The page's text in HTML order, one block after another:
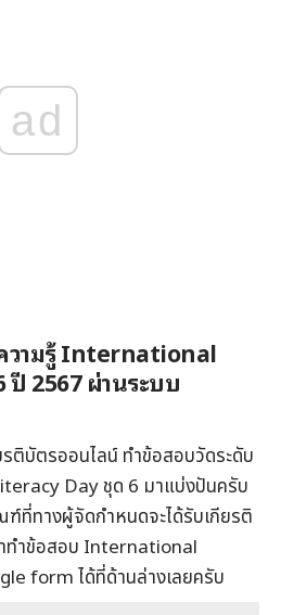
ad
วามรู้ International
2567 ผ่านระบบ
ติบัตรออนไลน์ ทำข้อสอบวัดระดับ
Day ชุด 6 มาแบ่งปันครับ
ที่ทางผู้จัดกำหนดจะได้รับเกียรติ
ทำข้อสอบ International
form ได้ที่ด้านล่างเลยครับ